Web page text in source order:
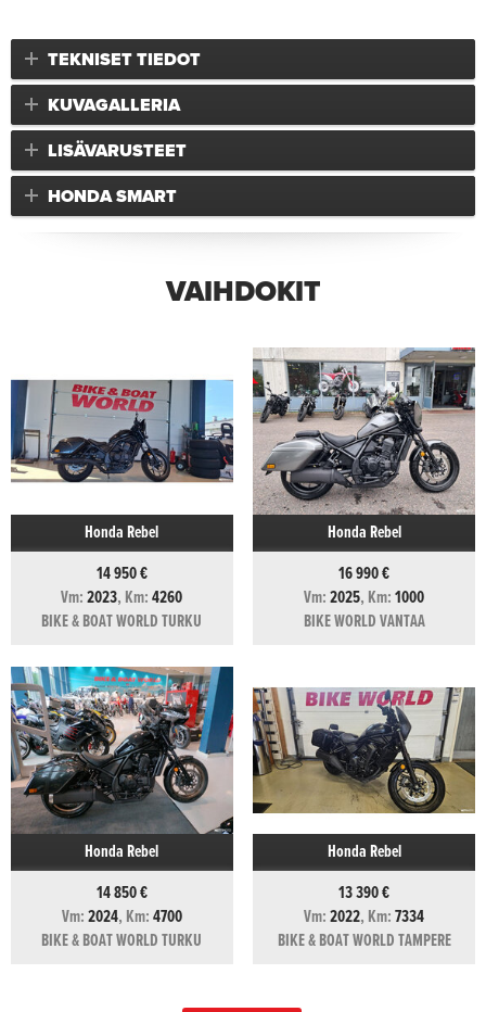
TEKNISET TIEDOT
KUVAGALLERIA
LISÄVARUSTEET
HONDA SMART
VAIHDOKIT
Honda Rebel
14 950 €
Vm:2023, Km:4260
BIKE & BOAT WORLD TURKU
Honda Rebel
16 990 €
Vm:2025, Km:1000
BIKE WORLD VANTAA
Honda Rebel
14 850 €
Vm:2024, Km:4700
BIKE & BOAT WORLD TURKU
Honda Rebel
13 390 €
Vm:2022, Km:7334
BIKE & BOAT WORLD TAMPERE